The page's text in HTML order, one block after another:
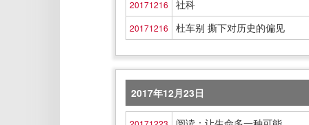
20171216 社科
20171216 杜车别 撕下对历史的偏见
2017年12月23日